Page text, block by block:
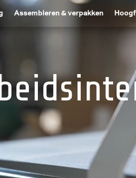
Assembleren & verpakken